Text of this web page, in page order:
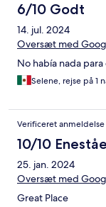
6/10 Godt
14. jul. 2024
Oversæt med
No había nada
Selene, rejse på 1
Verificeret anmeldelse
10/10
25. jan. 2024
Oversæt med
Great Place